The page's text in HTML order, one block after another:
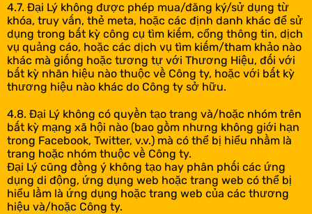
4.7. Đại Lý không được phép mua/đăng ký/sử dụng từ
khóa, truy vấn, thẻ meta, hoặc các định danh khác để sử
dụng trong bất kỳ công cụ tìm kiếm, cổng thông tin, dịch
vụ quảng cáo, hoặc các dịch vụ tìm kiếm/tham khảo nào
khác mà giống hoặc tương tự với Thương Hiệu, đối với
bất kỳ nhãn hiệu nào thuộc về Công ty, hoặc với bất kỳ
thương hiệu nào khác do Công ty sở hữu.
4.8. Đại Lý không có quyền tạo trang và/hoặc nhóm trên
bất kỳ mạng xã hội nào (bao gồm nhưng không giới hạn
trong Facebook, Twitter, v.v.) mà có thể bị hiểu nhầm là
trang hoặc nhóm thuộc về Công ty.
Đại Lý cũng đồng ý không tạo hay phân phối các ứng
dụng di động, ứng dụng web hoặc trang web có thể bị
hiểu lầm là ứng dụng hoặc trang web của các thương
hiệu và/hoặc Công ty.